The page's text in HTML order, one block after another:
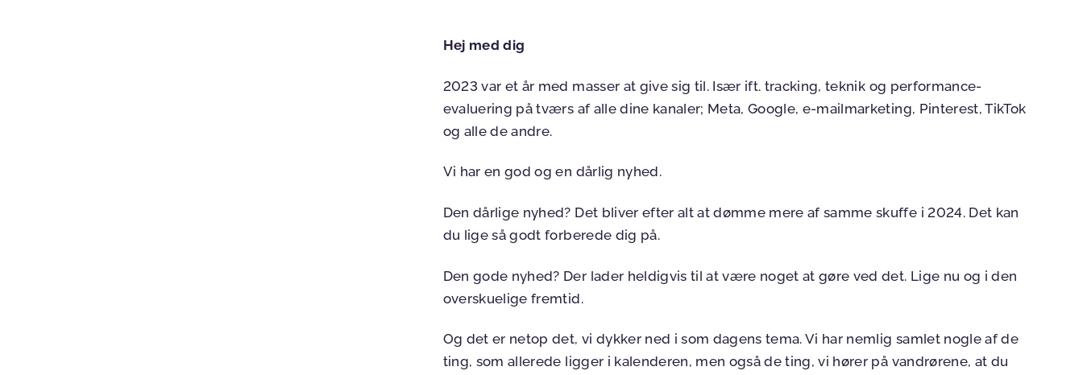
Hej med dig
2023 var et år med masser at give sig til. Især ift. tracking, teknik og performance-
evaluering på tværs af alle dine kanaler; Meta, Google, e-mailmarketing, Pinterest, TikTok
og alle de andre.
Vi har en god og en dårlig nyhed.
Den dårlige nyhed? Det bliver efter alt at dømme mere af samme skuffe i 2024. Det kan
du lige så godt forberede dig på.
Den gode nyhed? Der lader heldigvis til at være noget at gøre ved det. Lige nu og i den
overskuelige fremtid.
Og det er netop det, vi dykker ned i som dagens tema. Vi har nemlig samlet nogle af de
ting, som allerede ligger i kalenderen, men også de ting, vi hører på vandrørene, at du